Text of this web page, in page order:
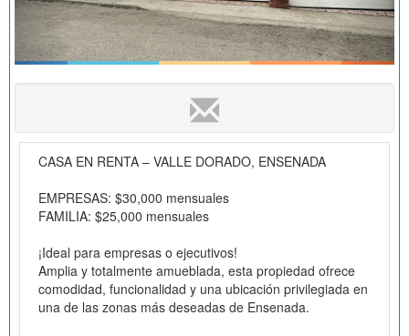
CASA EN RENTA – VALLE DORADO, ENSENADA
EMPRESAS: $30,000 mensuales
FAMILIA: $25,000 mensuales
¡Ideal para empresas o ejecutivos!
Amplia y totalmente amueblada, esta propiedad ofrece
comodidad, funcionalidad y una ubicación privilegiada en
una de las zonas más deseadas de Ensenada.